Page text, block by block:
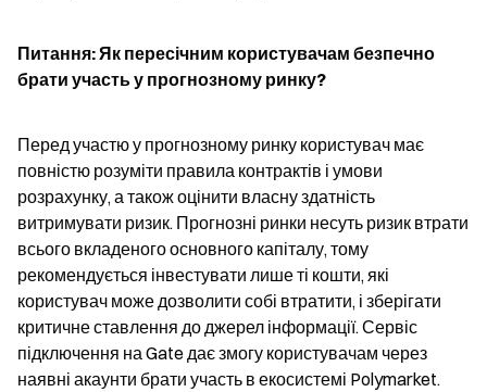
Питання: Як пересічним користувачам безпечно
брати участь у прогнозному ринку?
Перед участю у прогнозному ринку користувач має
повністю розуміти правила контрактів і умови
розрахунку, а також оцінити власну здатність
витримувати ризик. Прогнозні ринки несуть ризик втрати
всього вкладеного основного капіталу, тому
рекомендується інвестувати лише ті кошти, які
користувач може дозволити собі втратити, і зберігати
критичне ставлення до джерел інформації. Сервіс
підключення на Gate дає змогу користувачам через
наявні акаунти брати участь в екосистемі Polymarket.